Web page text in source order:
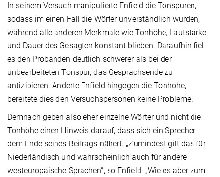
In seinem Versuch manipulierte Enfield die Tonspuren,
sodass im einen Fall die Wörter unverständlich wurden,
während alle anderen Merkmale wie Tonhöhe, Lautstärke
und Dauer des Gesagten konstant blieben. Daraufhin fiel
es den Probanden deutlich schwerer als bei der
unbearbeiteten Tonspur, das Gesprächsende zu
antizipieren. Änderte Enfield hingegen die Tonhöhe,
bereitete dies den Versuchspersonen keine Probleme.
Demnach geben also eher einzelne Wörter und nicht die
Tonhöhe einen Hinweis darauf, dass sich ein Sprecher
dem Ende seines Beitrags nähert. „Zumindest gilt das für
Niederländisch und wahrscheinlich auch für andere
westeuropäische Sprachen“, so Enfield. „Wie es aber zum